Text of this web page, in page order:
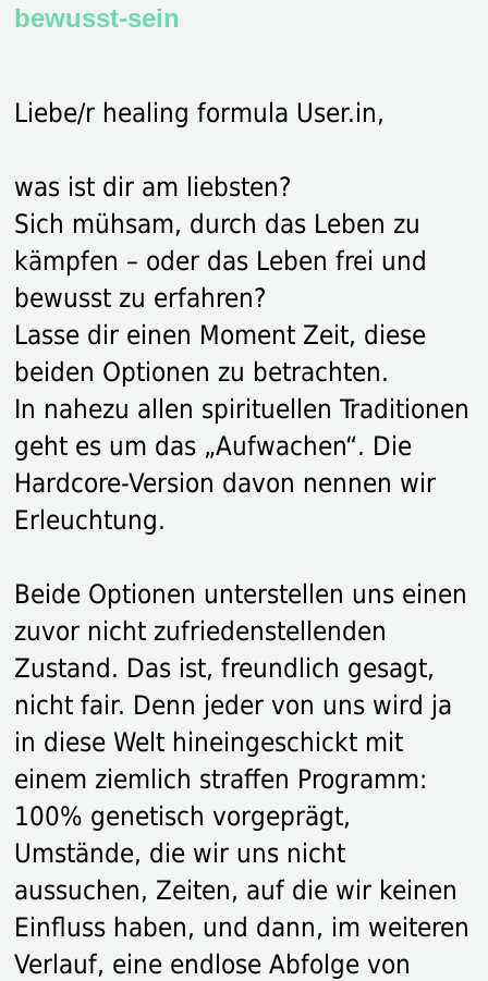
bewusst-sein
Liebe/r healing formula User.in,
was ist dir am liebsten?
Sich mühsam, durch das Leben zu
kämpfen – oder das Leben frei und
bewusst zu erfahren?
Lasse dir einen Moment Zeit, diese
beiden Optionen zu betrachten.
In nahezu allen spirituellen Traditionen
geht es um das „Aufwachen“. Die
Hardcore-Version davon nennen wir
Erleuchtung.
Beide Optionen unterstellen uns einen
zuvor nicht zufriedenstellenden
Zustand. Das ist, freundlich gesagt,
nicht fair. Denn jeder von uns wird ja
in diese Welt hineingeschickt mit
einem ziemlich straffen Programm:
100% genetisch vorgeprägt,
Umstände, die wir uns nicht
aussuchen, Zeiten, auf die wir keinen
Einfluss haben, und dann, im weiteren
Verlauf, eine endlose Abfolge von